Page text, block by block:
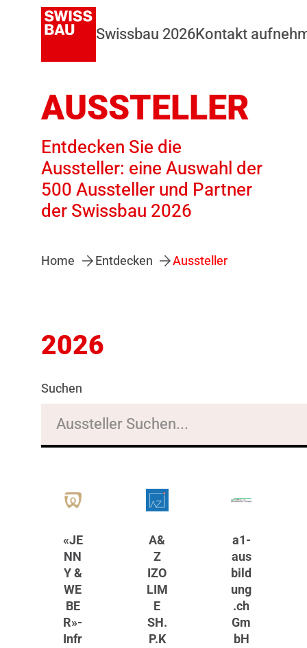
Swissbau 2026Kontakt
AUSSTELLER
Entdecken Sie die
Aussteller: eine Auswahl der
500 Aussteller und Partner
der Swissbau 2026
Home Entdecken Aussteller
2026
Suchen
«JE
NN
Y &
WE
BE
R»-
Infr
A&
Z
IZO
LIM
E
SH.
P.K
a1-
aus
bild
ung
.ch
Gm
bH